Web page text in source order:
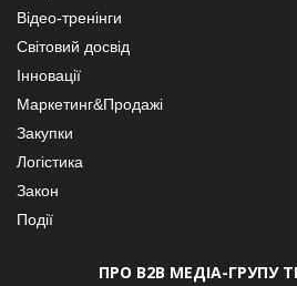
Відео-тренінги
Світовий досвід
Інновації
Маркетинг&Продажі
Закупки
Логістика
Закон
Події
ПРО В2В МЕДІА-ГРУПУ